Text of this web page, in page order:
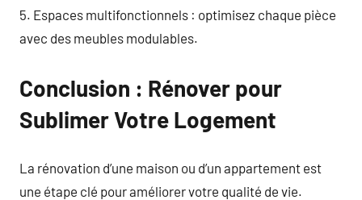
5. Espaces multifonctionnels : optimisez chaque pièce
avec des meubles modulables.
Conclusion : Rénover pour
Sublimer Votre Logement
La rénovation d’une maison ou d’un appartement est
une étape clé pour améliorer votre qualité de vie.